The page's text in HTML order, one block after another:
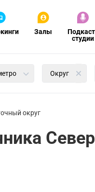
Залы
студии
Округ
округ